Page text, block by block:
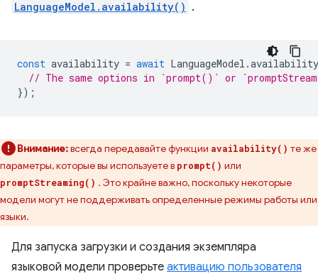
LanguageModel.availability() .
const availability = await LanguageModel .availability
// The same options in `prompt()` or
});
Внимание:всегда передавайте функции availability() те же
параметры, которые вы используете в prompt() или
promptStreaming() . Это крайне важно, поскольку некоторые
модели могут не поддерживать определенные режимы работы или
языки.
Для запуска загрузки и создания экземпляра
языковой модели проверьте активацию пользователя